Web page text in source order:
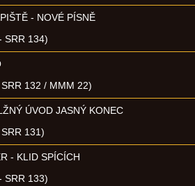
- NOVÉ PÍSNĚ
SRR 134)
132 / MMM 22)
ÚVOD JASNÝ KONEC
131)
- KLID SPÍCÍCH
SRR 133)